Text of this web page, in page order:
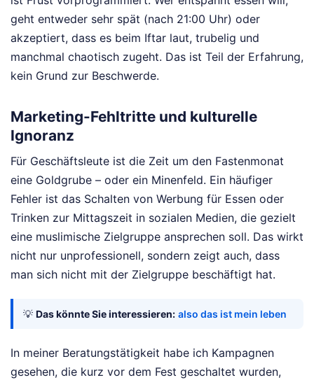
geht entweder sehr spät (nach 21:00 Uhr) oder
akzeptiert, dass es beim Iftar laut, trubelig und
manchmal chaotisch zugeht. Das ist Teil der Erfahrung,
kein Grund zur Beschwerde.
Marketing-Fehltritte und kulturelle
Ignoranz
Für Geschäftsleute ist die Zeit um den Fastenmonat
eine Goldgrube – oder ein Minenfeld. Ein häufiger
Fehler ist das Schalten von Werbung für Essen oder
Trinken zur Mittagszeit in sozialen Medien, die gezielt
eine muslimische Zielgruppe ansprechen soll. Das wirkt
nicht nur unprofessionell, sondern zeigt auch, dass
man sich nicht mit der Zielgruppe beschäftigt hat.
💡 Das könnte Sie interessieren: also das ist mein leben
In meiner Beratungstätigkeit habe ich Kampagnen
gesehen, die kurz vor dem Fest geschaltet wurden,